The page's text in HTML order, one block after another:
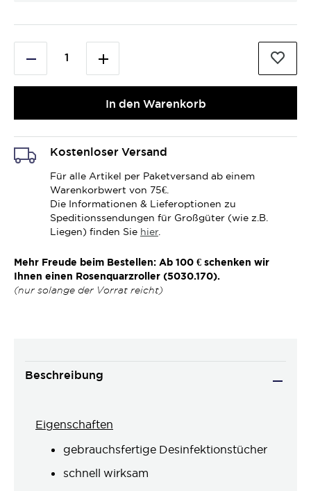
In den Warenkorb
Kostenloser Versand
Für alle Artikel per Paketversand ab einem
Warenkorbwert von 75€.
Die Informationen & Lieferoptionen zu
Speditionssendungen für Großgüter (wie z.B.
Liegen) finden Sie hier.
Mehr Freude beim Bestellen: Ab 100 € schenken wir
Ihnen einen Rosenquarzroller (5030.170).
(nur solange der Vorrat reicht)
Beschreibung
Eigenschaften
gebrauchsfertige Desinfektionstücher
schnell wirksam